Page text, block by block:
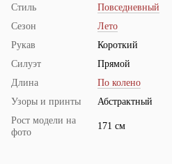
Стиль
Повседневный
Сезон
Лето
Рукав
Короткий
Силуэт
Прямой
Длина
По колено
Узоры и принты
Абстрактный
Рост модели на
фото
171 см